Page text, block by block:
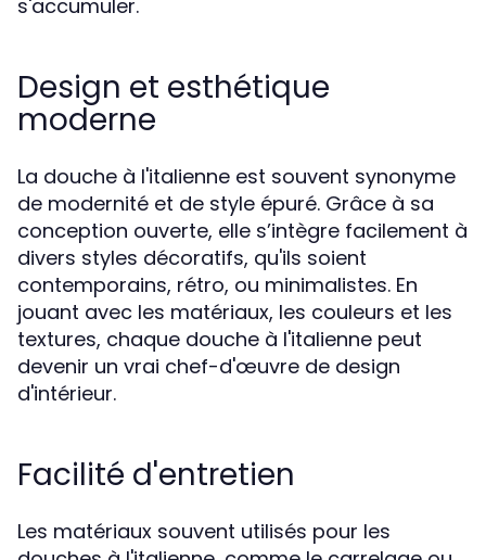
s'accumuler.
Design et esthétique
moderne
La douche à l'italienne est souvent synonyme
de modernité et de style épuré. Grâce à sa
conception ouverte, elle s’intègre facilement à
divers styles décoratifs, qu'ils soient
contemporains, rétro, ou minimalistes. En
jouant avec les matériaux, les couleurs et les
textures, chaque douche à l'italienne peut
devenir un vrai chef-d'œuvre de design
d'intérieur.
Facilité d'entretien
Les matériaux souvent utilisés pour les